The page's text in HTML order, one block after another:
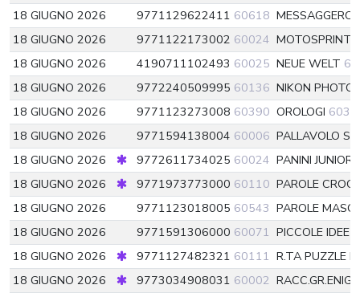
18 GIUGNO 2026
9771129622411 60618
18 GIUGNO 2026
9771122173002 60024 MOTOSPRINT
18 GIUGNO 2026
4190711102493 60025 NEUE WELT
18 GIUGNO 2026
9772240509995 60136 NIKON
18 GIUGNO 2026
9771123273008 60390 OROLOGI
18 GIUGNO 2026
9771594138004 60006 PALLAVOLO
18 GIUGNO 2026
9772611734025 60024 PANINI JUNIOR
18 GIUGNO 2026
9771973773000 60110 PAROLE
18 GIUGNO 2026
9771123018005 60543 PAROLE
18 GIUGNO 2026
9771591306000 60071 PICCOLE IDEE
18 GIUGNO 2026
9771127482321 60111 R.TA PUZZLE
18 GIUGNO 2026
9773034908031 60002